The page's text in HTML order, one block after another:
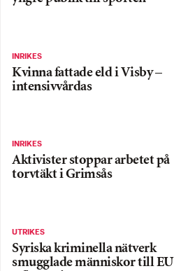
INRIKES
Kvinna fattade eld i Visby –
intensivvårdas
INRIKES
Aktivister stoppar arbetet på
torvtäkt i Grimsås
UTRIKES
Syriska kriminella nätverk
smugglade människor till EU